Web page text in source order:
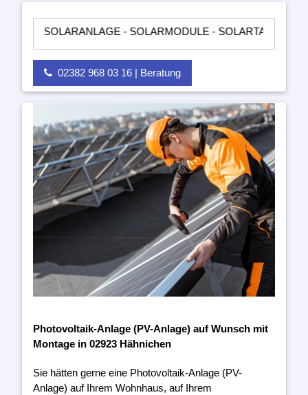
- SOLARMODULE - SOLARTASCHEN -
02382 968 03 16 | Beratung
Photovoltaik-Anlage (PV-Anlage) auf Wunsch mit
Montage in 02923 Hähnichen
Sie hätten gerne eine Photovoltaik-Anlage (PV-
Anlage) auf Ihrem Wohnhaus, auf Ihrem